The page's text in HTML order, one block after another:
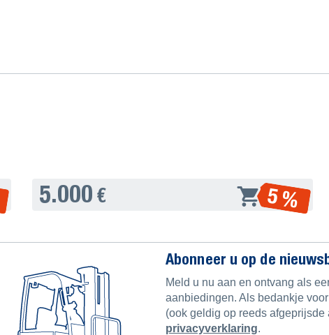
5.000 € 5 %
Abonneer u op de
Meld u nu aan en ontvang als
aanbiedingen. Als bedankje
(ook geldig op reeds
privacyverklaring.